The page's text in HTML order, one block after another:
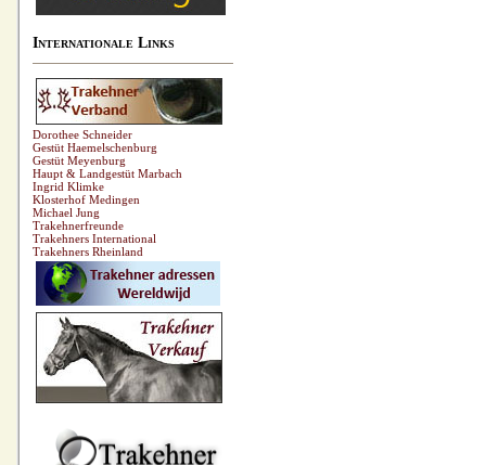
Internationale Links
Dorothee Schneider
Gestüt Haemelschenburg
Gestüt Meyenburg
Haupt & Landgestüt Marbach
Ingrid Klimke
Klosterhof Medingen
Michael Jung
Trakehnerfreunde
Trakehners International
Trakehners Rheinland